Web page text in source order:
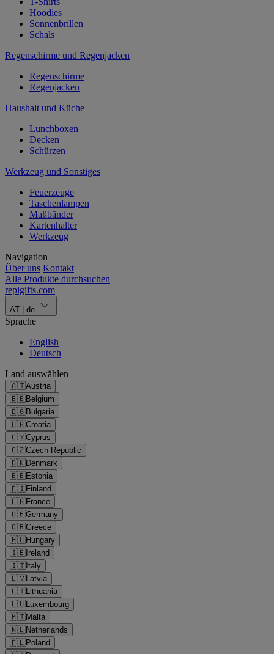
Hoodies
Sonnenbrillen
Schals
Regenschirme und Regenjacken
Regenschirme
Regenjacken
Haushalt und Küche
Lunchboxen
Decken
Schürzen
Werkzeug und Sonstiges
Feuerzeuge
Taschenlampen
Maßbänder
Kartenhalter
Werkzeug
Navigation
Über uns Kontakt
Alle Produkte durchsuchen
repigifts.com
AT de
Sprache
English
Deutsch
Land auswählen
🇦🇹Austria
🇧🇪Belgium
🇧🇬Bulgaria
🇭🇷Croatia
🇨🇾Cyprus
🇨🇿Czech Republic
🇩🇰Denmark
🇪🇪Estonia
🇫🇮Finland
🇫🇷France
🇩🇪Germany
🇬🇷Greece
🇭🇺Hungary
🇮🇪Ireland
🇮🇹Italy
🇱🇻Latvia
🇱🇹Lithuania
🇱🇺Luxembourg
🇲🇹Malta
🇳🇱Netherlands
🇵🇱Poland